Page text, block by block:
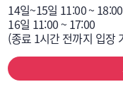
14일~15일 11:00 ~ 18:00
16일 11:00 ~ 17:00
(종료 1시간 전까지 입장